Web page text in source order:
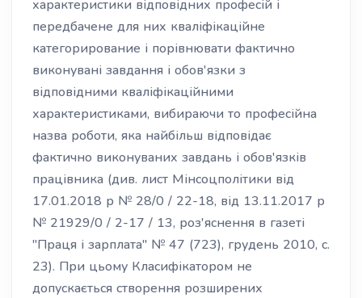
характеристики відповідних професій і
передбачене для них кваліфікаційне
категорирование і порівнювати фактично
виконувані завдання і обов'язки з
відповідними кваліфікаційними
характеристиками, вибираючи то професійна
назва роботи, яка найбільш відповідає
фактично виконуваних завдань і обов'язків
працівника (див. лист Мінсоцполітики від
17.01.2018 р № 28/0 / 22-18, від 13.11.2017 р
№ 21929/0 / 2-17 / 13, роз'яснення в газеті
"Праця і зарплата" № 47 (723), грудень 2010, с.
23). При цьому Класифікатором не
допускається створення розширених